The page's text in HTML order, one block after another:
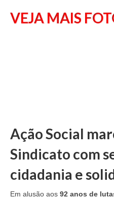
VEJA MAIS
Ação Social
Sindicato com
cidadania e
Em alusão aos 92 anos de